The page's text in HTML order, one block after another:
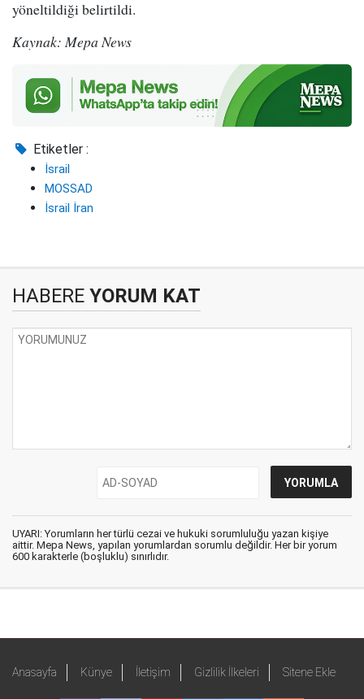
yöneltildiği belirtildi.
Kaynak: Mepa News
Etiketler :
İsrail
MOSSAD
İsrail İran
HABERE YORUM KAT
UYARI: Yorumların her türlü cezai ve hukuki sorumluluğu yazan kişiye
aittir. Mepa News, yapılan yorumlardan sorumlu değildir. Her bir yorum
600 karakterle (boşluklu) sınırlıdır.
Anasayfa Künye İletişim Gizlilik İlkeleri Sitene Ekle